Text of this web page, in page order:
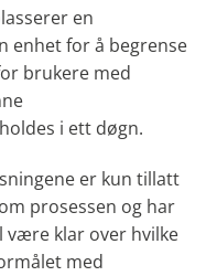
en
enhet for å begrense
brukere med
i ett døgn.
er kun tillatt
prosessen og har
være klar over hvilke
med